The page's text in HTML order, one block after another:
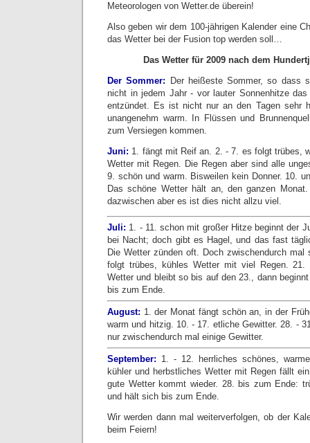
Meteorologen von Wetter.de überein!
Also geben wir dem 100-jährigen Kalender eine
das Wetter bei der Fusion top werden soll…
Das Wetter für 2009 nach dem
Der Sommer: Der heißeste Sommer, so dass
nicht in jedem Jahr - vor lauter Sonnenhitze
entzündet. Es ist nicht nur an den Tagen sehr
unangenehm warm. In Flüssen und
zum Versiegen kommen.
Juni: 1. fängt mit Reif an. 2. - 7. es folgt trübes,
Wetter mit Regen. Die Regen aber sind alle
9. schön und warm. Bisweilen kein Donner. 10.
Das schöne Wetter hält an, den ganzen
dazwischen aber es ist dies nicht allzu viel.
Juli: 1. - 11. schon mit großer Hitze beginnt der
bei Nacht; doch gibt es Hagel, und das fast
Die Wetter zünden oft. Doch zwischendurch mal
folgt trübes, kühles Wetter mit viel Regen.
Wetter und bleibt so bis auf den 23., dann
bis zum Ende.
August: 1. der Monat fängt schön an, in der
warm und hitzig. 10. - 17. etliche Gewitter. 28. -
nur zwischendurch mal einige Gewitter.
September: 1. - 12. herrliches schönes,
kühler und herbstliches Wetter mit Regen fällt
gute Wetter kommt wieder. 28. bis zum Ende:
und hält sich bis zum Ende.
Wir werden dann mal weiterverfolgen, ob der
beim Feiern!